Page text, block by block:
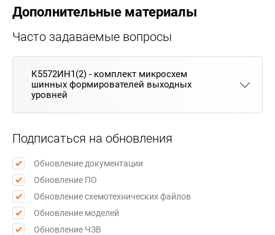
Дополнительные материалы
Часто задаваемые вопросы
К5572ИН1(2) - комплект микросхем
шинных формирователей выходных
уровней
Подписаться на обновления
Обновление документации
Обновление ПО
Обновление схемотехнических файлов
Обновление моделей
Обновление ЧЗВ